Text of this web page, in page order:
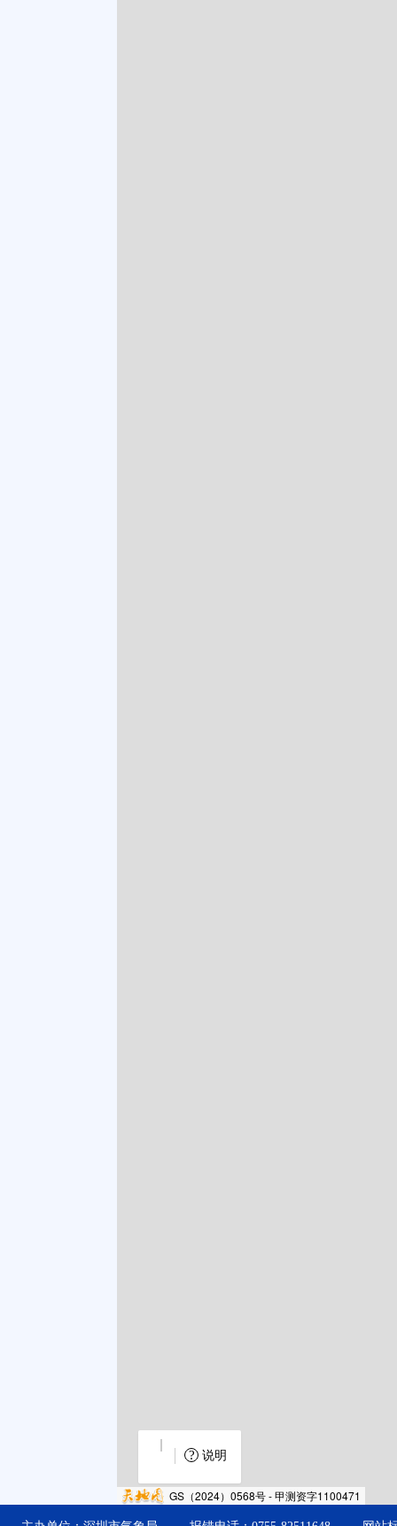
GS（2024）0568号 - 甲测资字1100471
? 说明